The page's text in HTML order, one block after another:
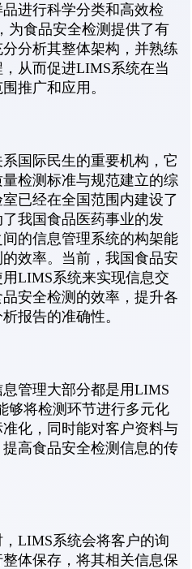
进行科学分类和高效检
为食品安全检测提供了有
分析其整体架构，并熟练
从而促进LIMS系统在当
推广和应用。
国际民生的重要机构，它
检测标准与规范建立的综
已经在全国范围内建设了
我国食品医药事业的发
的信息管理系统的构架能
效率。当前，我国食品安
LIMS系统来实现信息交
安全检测的效率，提升各
报告的准确性。
管理大部分都是用LIMS
够将检测环节进行多元化
化，同时能对客户资料与
高食品安全检测信息的传
LIMS系统会将客户的询
体保存，将其相关信息保